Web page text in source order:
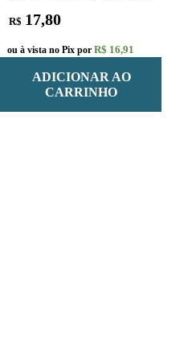
R$ 17,80
ou à vista no Pix por R$ 16,91
ADICIONAR AO
CARRINHO